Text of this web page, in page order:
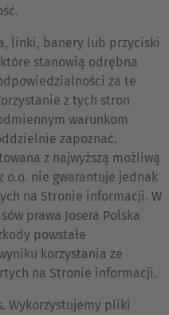
linki, banery lub przyciski
stanowią odrębna
za te
z tych stron
warunkom
zapoznać.
z najwyższą możliwą
o.o. nie gwarantuje jednak
na Stronie informacji. W
prawa Josera Polska
powstałe
korzystania ze
na Stronie informacji.
Wykorzystujemy pliki